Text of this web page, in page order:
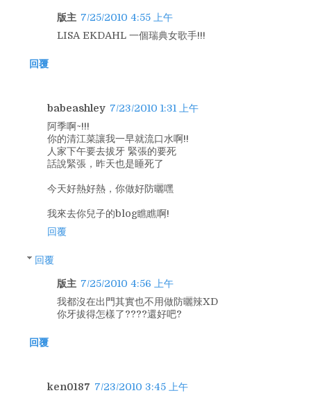
版主 7/25/2010 4:55 上午
LISA EKDAHL 一個瑞典女歌手!!!
回覆
babeashley 7/23/2010 1:31 上午
阿季啊~!!!
你的清江菜讓我一早就流口水啊!!
人家下午要去拔牙 緊張的要死
話說緊張，昨天也是睡死了
今天好熱好熱，你做好防曬嘿
我來去你兒子的blog瞧瞧啊!
回覆
回覆
版主 7/25/2010 4:56 上午
我都沒在出門其實也不用做防曬辣XD
你牙拔得怎樣了????還好吧?
回覆
ken0187 7/23/2010 3:45 上午